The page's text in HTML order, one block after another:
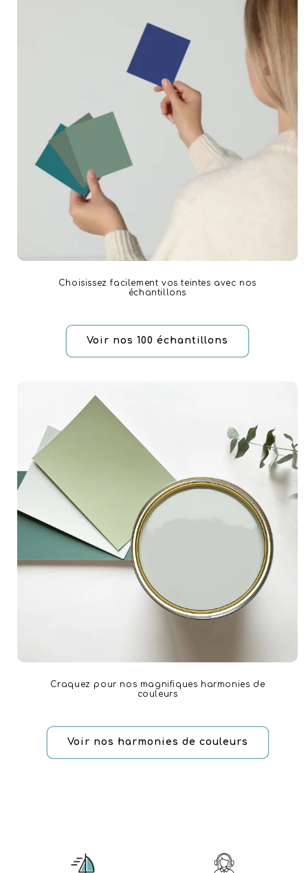
Choisissez facilement vos teintes avec nos
échantillons
Voir nos 100 échantillons
Craquez pour nos magnifiques harmonies de
couleurs
Voir nos harmonies de couleurs